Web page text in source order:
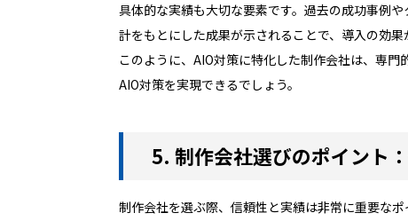
具体的な実績も大切な要素です。過去の成功事例
計をもとにした成果が示されることで、導入の効果
このように、AIO対策に特化した制作会社は、専
AIO対策を実現できるでしょう。
5. 制作会社選びのポイント
制作会社を選ぶ際、信頼性と実績は非常に重要な